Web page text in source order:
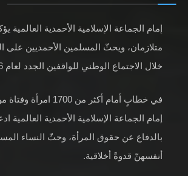
إمام الجماعة الإسلامية الأحمدية العالمية
متلازمان، ويحثّ المسلمين الأحمديين على
خلال الاجتماع الوطني للواقفين الجدد لعام 2026
في خطابٍ أمام أكثر من
إمام الجماعة الإسلامية الأحمدية العالمية
بالدفاع عن حقوق المرأة، وحثّ النساء
أنفسهنّ قدوةً أخلاقية.